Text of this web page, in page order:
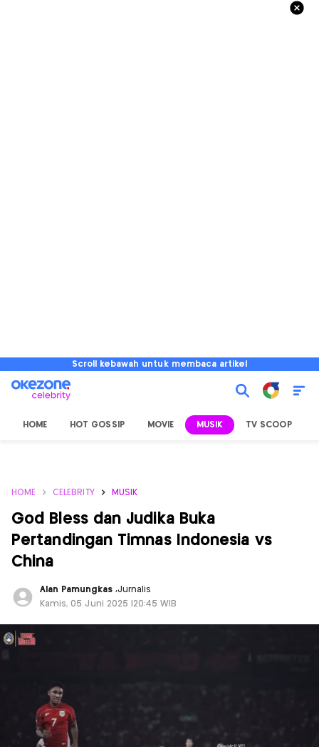
Scroll kebawah untuk membaca artikel
HOME HOT GOSSIP MOVIE MUSIK TV SCOOP
HOME CELEBRITY MUSIK
God Bless dan Judika Buka
Pertandingan Timnas Indonesia vs
China
Alan Pamungkas ,Jurnalis
Kamis, 05 Juni 2025 |20:45 WIB